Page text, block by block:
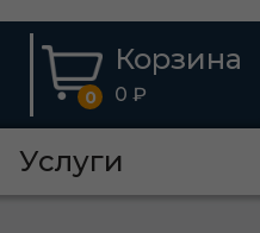
0
Корзина
0 ₽
Услуги